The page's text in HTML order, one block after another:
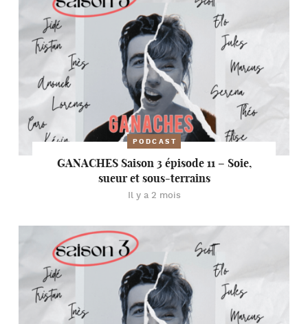
PODCAST
GANACHES Saison 3 épisode 11 – Soie,
sueur et sous-terrains
Il y a 2 mois